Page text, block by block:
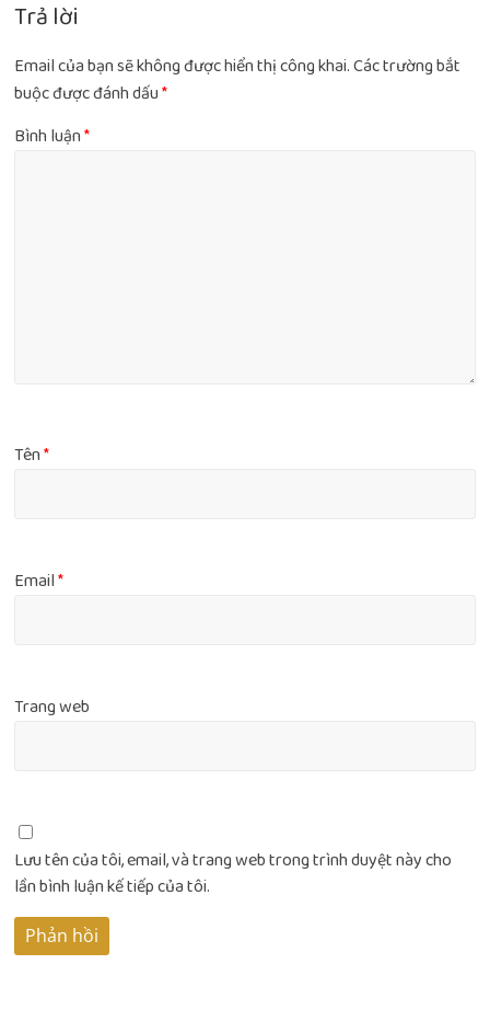
Trả lời
Email của bạn sẽ không được hiển thị công khai.Các trường bắt
buộc được đánh dấu*
Bình luận*
Tên*
Email*
Trang web
Lưu tên của tôi, email, và trang web trong trình duyệt này cho
lần bình luận kế tiếp của tôi.